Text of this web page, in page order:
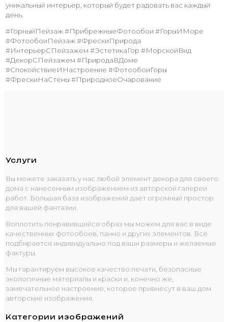
уникальный интерьер, который будет радовать вас каждый
день.
#ГорныйПейзаж #ПрибрежныеФотообои #ГорыИМоре
#ФотообоиПейзаж #ФрескиПрирода
#ИнтерьерСПейзажем #ЭстетикаГор #МорскойВид
#ДекорСПейзажем #ПриродаВДоме
#СпокойствиеИНастроение #ФотообоиГоры
#ФрескиНаСтены #ПриродноеОчарование
Услуги
Вы можете заказать у нас любой элемент декора для своего
дома с нанесенным изображением из авторской галереи
работ. Большая база изображений дает огромный простор
для вашей фантазии.
Воплотить понравившийся образ мы можем для вас в виде
качественных фотообоев, панно и других элементов. Все
подбирается индивидуально под ваши размеры и желаемые
фактуры.
Мы гарантируем высокое качество печати, безопасные
экологичные материалы и краски и, конечно же,
замечательное настроение, которое привнесут в ваш дом
авторские изображения.
Категории изображений